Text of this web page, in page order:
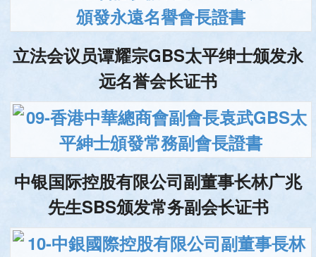
立法会议员谭耀宗GBS太平绅士颁发永
远名誉会长证书
中银国际控股有限公司副董事长林广兆
先生SBS颁发常务副会长证书